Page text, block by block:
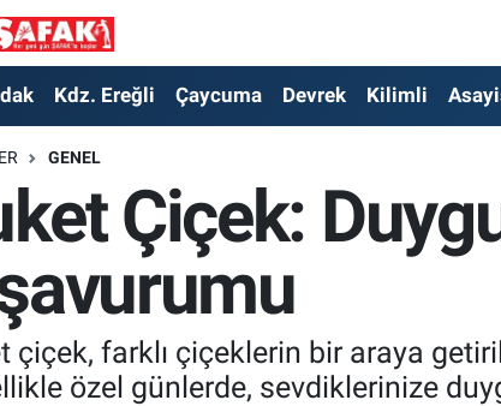
Kdz. Ereğli Çaycuma Devrek Kilimli
GENEL
Çiçek:
çiçek, farklı çiçeklerin bir araya
özel günlerde, sevdiklerinize
Eczaneler
Vakitleri
Haritası
ve Fikstür